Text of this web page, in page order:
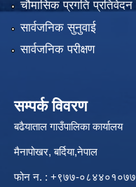
चौमासिक प्रगति प्रतिवेदन
सार्वजनिक सुनुवाई
सार्वजनिक परीक्षण
सम्पर्क विवरण
बढैयाताल गाउँपालिका कार्यालय
मैनापोखर, बर्दिया,नेपाल
फोन न. : +९७७-०८४४०१०७७